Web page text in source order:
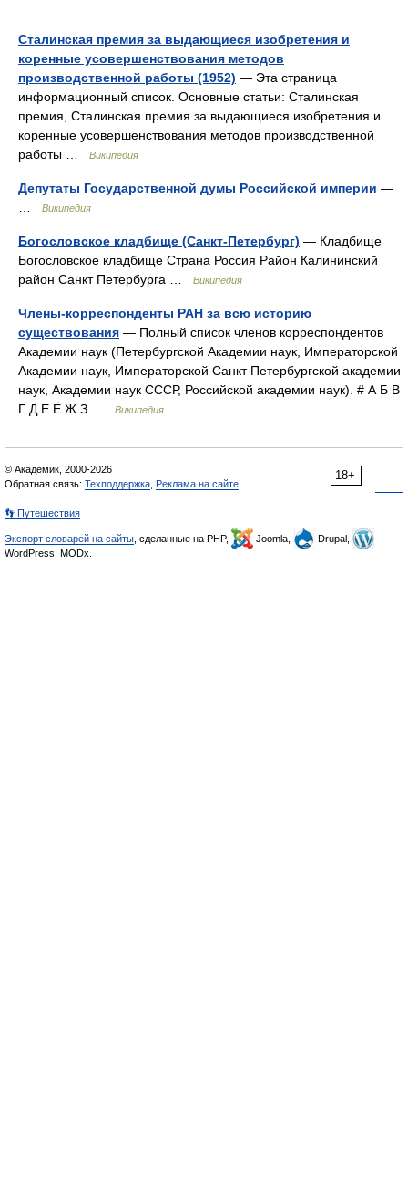
Сталинская премия за выдающиеся изобретения и
коренные усовершенствования методов
производственной работы (1952) — Эта страница
информационный список. Основные статьи: Сталинская
премия, Сталинская премия за выдающиеся изобретения и
коренные усовершенствования методов производственной
работы …
Википедия
Депутаты Государственной думы Российской империи —
Википедия
Богословское кладбище (Санкт-Петербург) — Кладбище
Богословское кладбище Страна Россия Район Калининский
район Санкт Петербурга …
Википедия
Члены-корреспонденты РАН за всю историю
существования — Полный список членов корреспондентов
Академии наук (Петербургской Академии наук, Императорской
Академии наук, Императорской Санкт Петербургской академии
наук, Академии наук СССР, Российской академии наук). # А Б В
Г Д Е Ё Ж З …
Википедия
18+
© Академик, 2000-2026
Обратная связь: Техподдержка Реклама на сайте
👣 Путешествия
Экспорт словарей на сайты , сделанные на PHP, Joomla,
Drupal,
WordPress, MODx.